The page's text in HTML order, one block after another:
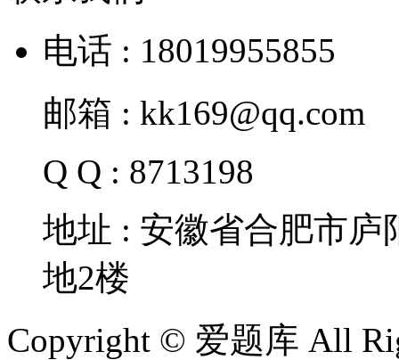
电话 : 18019955855
邮箱 : kk169@qq.com
Q Q : 8713198
地址 : 安徽省合肥市
地2楼
Copyright © 爱题库 All